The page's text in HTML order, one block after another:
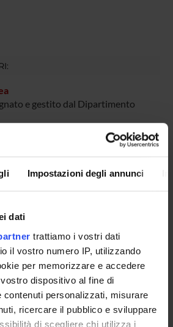
Impostazioni degli annunci
dati
trattiamo i vostri dati
il vostro numero IP, utilizzando
per memorizzare e accedere
dispositivo al fine di
contenuti personalizzati, misurare
ricercare il pubblico e sviluppare
di scegliere chi utilizza i
e gestito dal Dipartimento
DAL PROGETTO